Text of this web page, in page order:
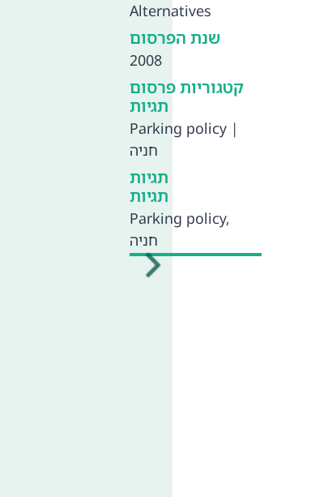
Alternatives
שנת הפרסום
2008
קטגוריות פרסום
תגיות
Parking policy |
חניה
תגיות
תגיות
Parking policy,
חניה